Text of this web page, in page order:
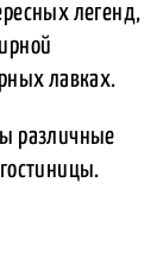
легенд,
лавках.
различные